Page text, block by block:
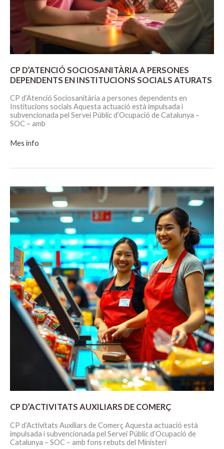
CP D’ATENCIÓ SOCIOSANITÀRIA A PERSONES
DEPENDENTS EN INSTITUCIONS SOCIALS ATURATS
CP d’Atenció Sociosanitària a persones dependents en
Institucions socials Aquesta actuació està impulsada i
subvencionada pel Servei Públic d’Ocupació de Catalunya –
SOC – amb
CP
A
DEPENDENTS
EN
INSTITUCIONS
SOCIALS
ATURATS
Mes info
CP D’ACTIVITATS AUXILIARS DE COMERÇ
CP d’Activitats Auxiliars de Comerç Aquesta actuació està
impulsada i subvencionada pel Servei Públic d’Ocupació de
Catalunya – SOC – amb fons rebuts del Ministeri